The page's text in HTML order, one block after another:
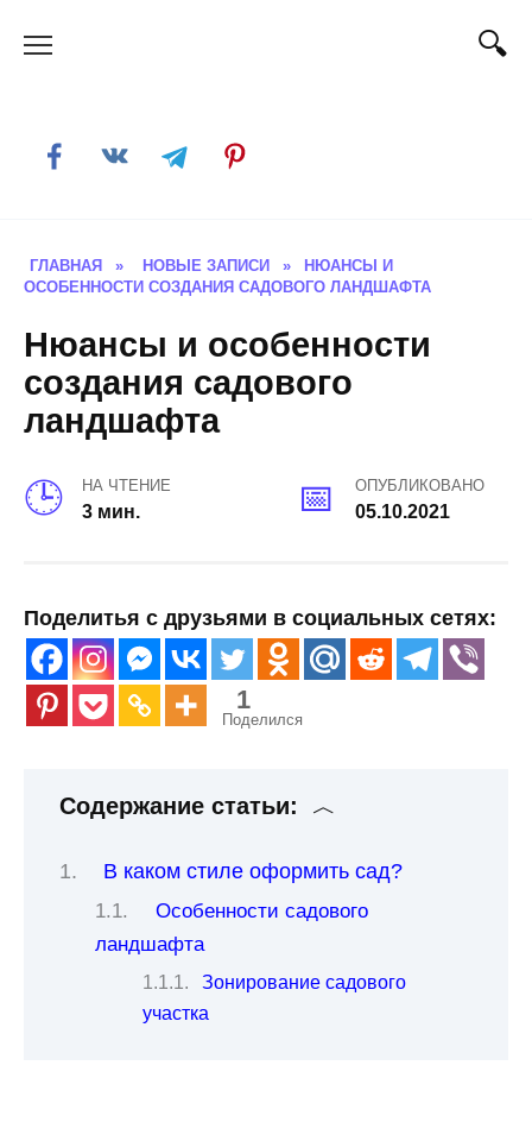
ГЛАВНАЯ » НОВЫЕ ЗАПИСИ »
НЮАНСЫ И
ОСОБЕННОСТИ СОЗДАНИЯ САДОВОГО ЛАНДШАФТА
Нюансы и особенности
создания садового
ландшафта
НА ЧТЕНИЕ
3 мин.
ОПУБЛИКОВАНО
05.10.2021
Поделитья с друзьями в социальных сетях:
1
Поделился
Содержание статьи:
В каком стиле оформить сад?
Особенности садового
ландшафта
Зонирование садового
участка